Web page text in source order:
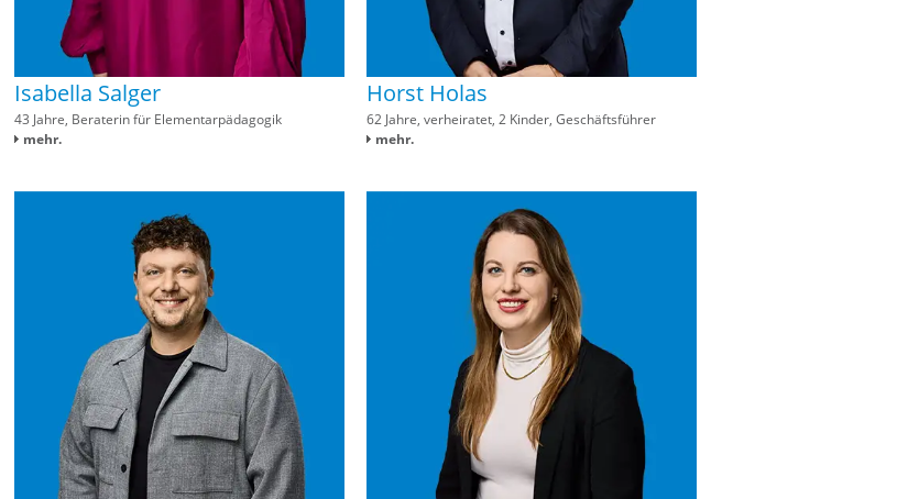
Isabella Salger
43 Jahre, Beraterin für Elementarpädagogik
mehr.
Horst Holas
62 Jahre, verheiratet, 2 Kinder, Geschäftsführer
mehr.